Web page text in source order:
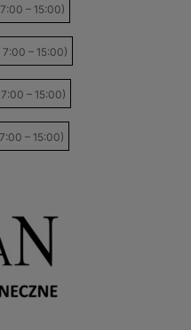
– 15:00)
– 15:00)
– 15:00)
– 15:00)